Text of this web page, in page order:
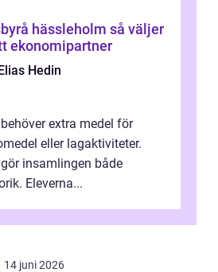
hässleholm så väljer
ekonomipartner
Hedin
extra medel för
eller lagaktiviteter.
insamlingen både
Eleverna...
14 juni 2026